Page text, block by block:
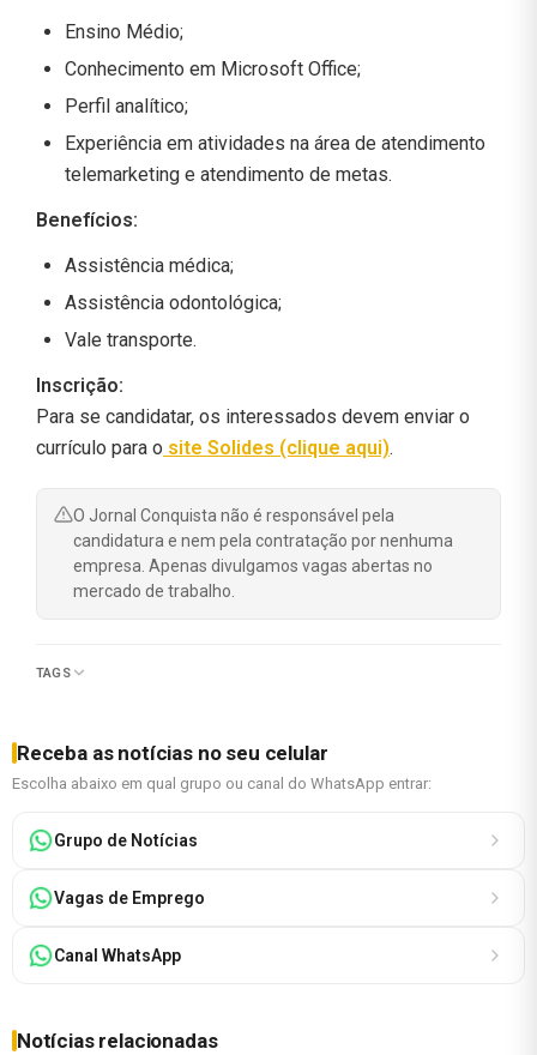
Ensino Médio;
Conhecimento em Microsoft Office;
Perfil analítico;
Experiência em atividades na área de atendimento
telemarketing e atendimento de metas.
Benefícios:
Assistência médica;
Assistência odontológica;
Vale transporte.
Inscrição:
Para se candidatar, os interessados devem enviar o
currículo para o site Solides (clique aqui).
O Jornal Conquista não é responsável pela
candidatura e nem pela contratação por nenhuma
empresa. Apenas divulgamos vagas abertas no
mercado de trabalho.
TAGS
Receba as notícias no seu celular
Escolha abaixo em qual grupo ou canal do WhatsApp entrar:
Grupo de Notícias
Vagas de Emprego
Canal WhatsApp
Notícias relacionadas